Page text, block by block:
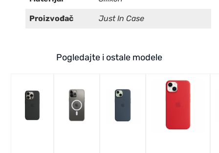
Proizvođač Just In Case
Pogledajte i ostale modele